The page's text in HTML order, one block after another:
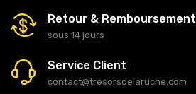
Retour & Remboursement
sous 14 jours
Service Client
contact@tresorsdelaruche.com